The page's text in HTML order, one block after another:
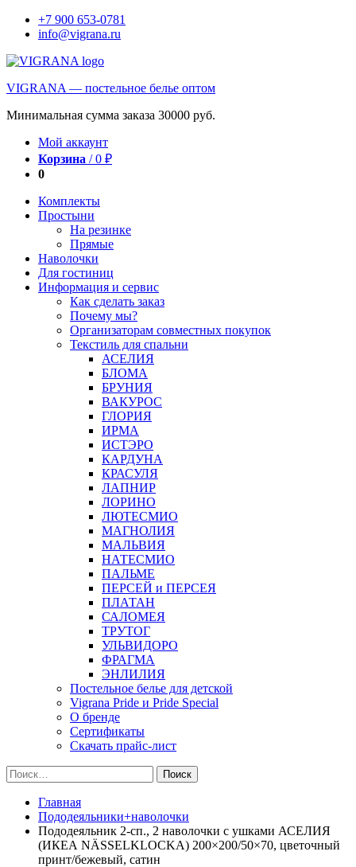
+7 900 653-0781
info@vigrana.ru
VIGRANA — постельное белье оптом
Минимальная сумма заказа 30000 руб.
Мой аккаунт
Корзина /0 ₽
0
Комплекты
Простыни
На резинке
Прямые
Наволочки
Для гостиниц
Информация и сервис
Как сделать заказ
Почему мы?
Организаторам совместных покупок
Текстиль для спальни
АСЕЛИЯ
БЛОМА
БРУНИЯ
ВАКУРОС
ГЛОРИЯ
ИРМА
ИСТЭРО
КАРДУНА
КРАСУЛЯ
ЛАПНИР
ЛОРИНО
ЛЮТЕСМИО
МАГНОЛИЯ
МАЛЬВИЯ
НАТЕСМИО
ПАЛЬМЕ
ПЕРСЕЙ и ПЕРСЕЯ
ПЛАТАН
САЛОМЕЯ
ТРУТОГ
УЛЬВИДОРО
ФРАГМА
ЭНЛИЛИЯ
Постельное белье для детской
Vigrana Pride и Pride Special
О бренде
Сертификаты
Скачать прайс-лист
Найти:
Главная
Пододеяльники+наволочки
Пододеяльник 2-сп., 2 наволочки с ушками АСЕЛИЯ
(ИКЕА NÄSSELKLOCKA) 200×200/50×70, цветочный
принт/бежевый, сатин